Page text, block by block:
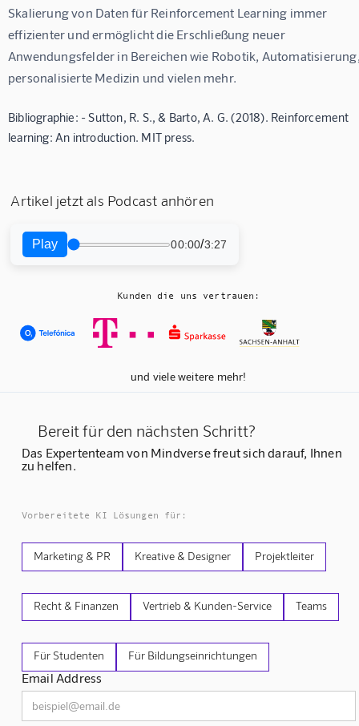
Skalierung von Daten für Reinforcement Learning immer
effizienter und ermöglicht die Erschließung neuer
Anwendungsfelder in Bereichen wie Robotik,
personalisierte Medizin und vielen mehr.
Bibliographie: - Sutton, R. S., & Barto, A. G. (2018). Reinforcement
learning: An introduction. MIT press.
Artikel jetzt als Podcast anhören
Play 00:00/3:27
Kunden die uns vertrauen:
und viele weitere mehr!
Bereit für den nächsten Schritt?
Das Expertenteam von Mindverse freut sich darauf, Ihnen
zu helfen.
Vorbereitete KI Lösungen für:
Marketing & PR Kreative & Designer Projektleiter
Recht & Finanzen Vertrieb & Kunden-Service Teams
Für Studenten Für Bildungseinrichtungen
Email Address